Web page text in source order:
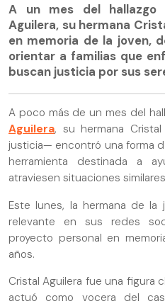
A un mes del hallazgo
Aguilera, su hermana
en memoria de la joven,
orientar a familias que
buscan justicia por sus
A poco más de un mes del
Aguilera, su hermana
justicia— encontró una forma
herramienta destinada a
atraviesen situaciones
Este lunes, la hermana de la
relevante en sus redes
proyecto personal en
años.
Cristal Aguilera fue una figura
actuó como vocera del